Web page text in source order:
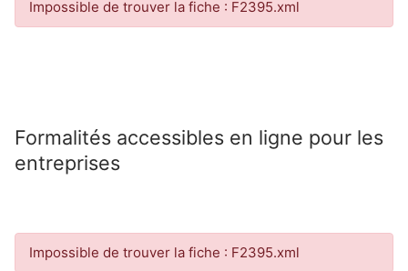
Impossible de trouver la fiche : F2395.xml
Formalités accessibles en ligne pour les
entreprises
Impossible de trouver la fiche : F2395.xml